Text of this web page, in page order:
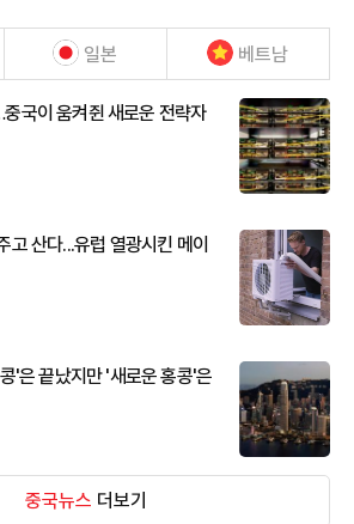
일본 베트남
국이 움켜쥔 새로운 전략자
고 산다...유럽 열광시킨 메이
'은 끝났지만 '새로운 홍콩'은
중국뉴스 더보기